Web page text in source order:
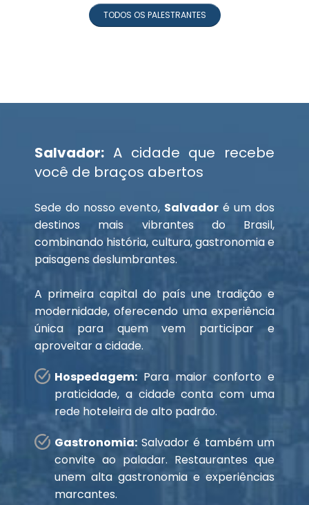
TODOS OS PALESTRANTES
Salvador: A cidade que recebe
você de braços abertos
Sede do nosso evento, Salvador é um dos
destinos mais vibrantes do Brasil,
combinando história, cultura, gastronomia e
paisagens deslumbrantes.
A primeira capital do país une tradição e
modernidade, oferecendo uma experiência
única para quem vem participar e
aproveitar a cidade.
Hospedagem:Para maior conforto e
praticidade, a cidade conta com uma
rede hoteleira de alto padrão.
Gastronomia:Salvador é também um
convite ao paladar. Restaurantes que
unem alta gastronomia e experiências
marcantes.